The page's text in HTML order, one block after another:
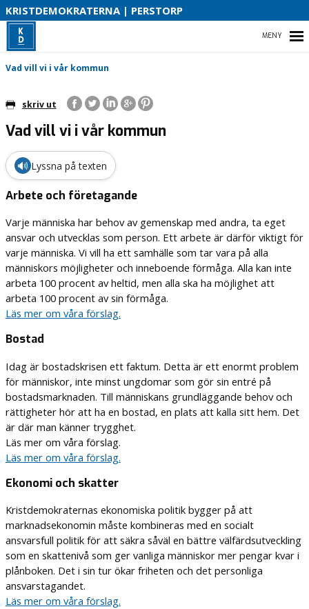
KRISTDEMOKRATERNA | PERSTORP
HEM
VAD VI STÅR FÖR!
VÅR PARTIAVDELNING
VAD VILL VI I VÅR KOMMUN
Vad vill vi i vår kommun
skriv ut
Vad vill vi i vår kommun
🔊 Lyssna på texten
Arbete och företagande
Varje människa har behov av gemenskap med andra, ta eget
ansvar och utvecklas som person. Ett arbete är därför viktigt för
varje människa. Vi vill ha ett samhälle som tar vara på alla
människors möjligheter och inneboende förmåga. Alla kan inte
arbeta 100 procent av heltid, men alla ska ha möjlighet att
arbeta 100 procent av sin förmåga.
Läs mer om våra förslag.
Bostad
Idag är bostadskrisen ett faktum. Detta är ett enormt problem
för människor, inte minst ungdomar som gör sin entré på
bostadsmarknaden. Till människans grundläggande behov och
rättigheter hör att ha en bostad, en plats att kalla sitt hem. Det
är där man känner trygghet.
Läs mer om våra förslag.
Läs mer om våra förslag.
Ekonomi och skatter
Kristdemokraternas ekonomiska politik bygger på att
marknadsekonomin måste kombineras med en socialt
ansvarsfull politik för att säkra såväl en bättre välfärdsutveckling
som en skattenivå som ger vanliga människor mer pengar kvar i
plånboken. Det i sin tur ökar friheten och det personliga
ansvarstagandet.
Läs mer om våra förslag.